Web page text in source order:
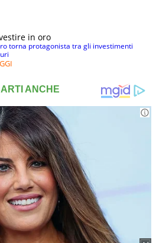
in oro
torna protagonista tra gli investimenti